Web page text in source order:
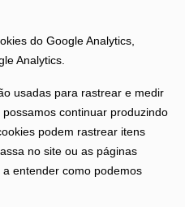
do Google Analytics,
Analytics.
usadas para rastrear e medir
continuar produzindo
podem rastrear itens
no site ou as páginas
entender como podemos